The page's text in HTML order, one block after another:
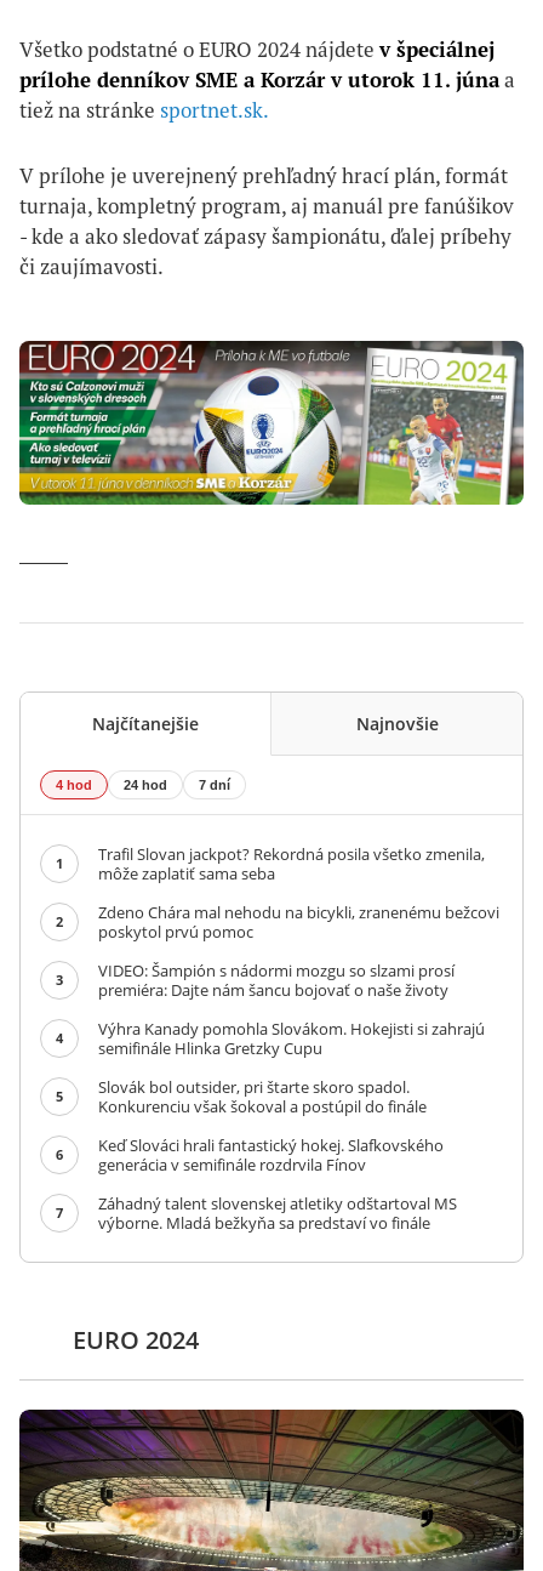
Všetko podstatné o EURO 2024 nájdetev špeciálnej
prílohe denníkov SME a Korzár v utorok 11. júnaa
tiež na stránke sportnet.sk.
V prílohe je uverejnený prehľadný hrací plán, formát
turnaja, kompletný program, aj manuál pre fanúšikov
- kde a ako sledovať zápasy šampionátu, ďalej príbehy
či zaujímavosti.
Najčítanejšie Najnovšie
4 hod 24 hod 7 dní
1
Trafil Slovan jackpot? Rekordná posila všetko zmenila,
môže zaplatiť sama seba
2
Zdeno Chára mal nehodu na bicykli, zranenému bežcovi
poskytol prvú pomoc
3
VIDEO: Šampión s nádormi mozgu so slzami prosí
premiéra: Dajte nám šancu bojovať o naše životy
4
Výhra Kanady pomohla Slovákom. Hokejisti si zahrajú
semifinále Hlinka Gretzky Cupu
5
Slovák bol outsider, pri štarte skoro spadol.
Konkurenciu však šokoval a postúpil do finále
6
Keď Slováci hrali fantastický hokej. Slafkovského
generácia v semifinále rozdrvila Fínov
7
Záhadný talent slovenskej atletiky odštartoval MS
výborne. Mladá bežkyňa sa predstaví vo finále
EURO 2024